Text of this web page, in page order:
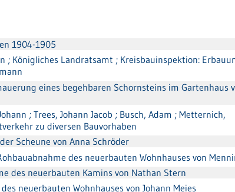
1904-1905
; Königliches Landratsamt ; Kreisbauinspektion:
eines begehbaren Schornsteins im Gartenhaus
; Trees, Johann Jacob ; Busch, Adam ; Metternich,
zu diversen Bauvorhaben
Scheune von Anna Schröder
des neuerbauten Wohnhauses von
des neuerbauten Kamins von Nathan Stern
neuerbauten Wohnhauses von Johann Meies